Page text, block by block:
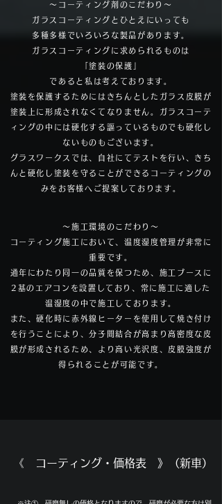
～コーティング剤のこだわり～
ガラスコーティングとひとえにいっても
多種多様でいろいろな製品があります。
ガラスコーティングに求められるものは
「塗装の保護」
であると私は考えております。
塗装を保護するためにはきちんとしたガラス皮膜が
塗装上に形成されなくてなりません。ガラスコーテ
ィングの中には硬化する謳っているものでも硬化し
ないものもございます。
グラスワークスでは、自社にてテストを行い、きち
んと硬化し塗装を守ることができるコーティングの
みをお客様へご提案しております。
～施工環境のこだわり～
コーティング施工において、温度湿度管理が非常に
重要です。
通年にわたり同一の品質を保つため、施工ブースに
2基のエアコンを設置しており、常に施工に適した
温湿度の中で施工しております。
また、硬化時に赤外線ヒーターを使用して焼き付け
を行うことにより、分子間結合が高まり高密度な皮
膜が形成されるため、より高い光沢度、皮膜強度が
得られることが可能です。
《 コーティング・価格表 》（新車）​